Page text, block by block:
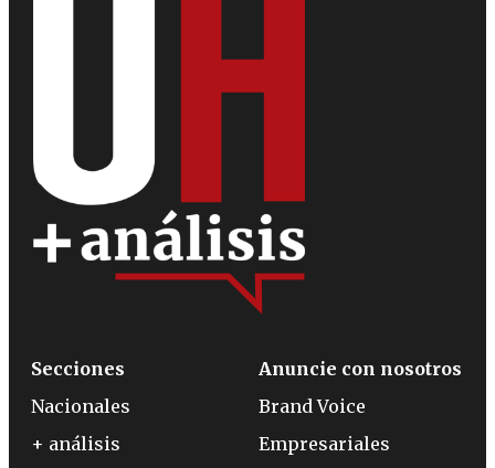
Secciones
Nacionales
+ análisis
Anuncie con nosotros
Brand Voice
Empresariales